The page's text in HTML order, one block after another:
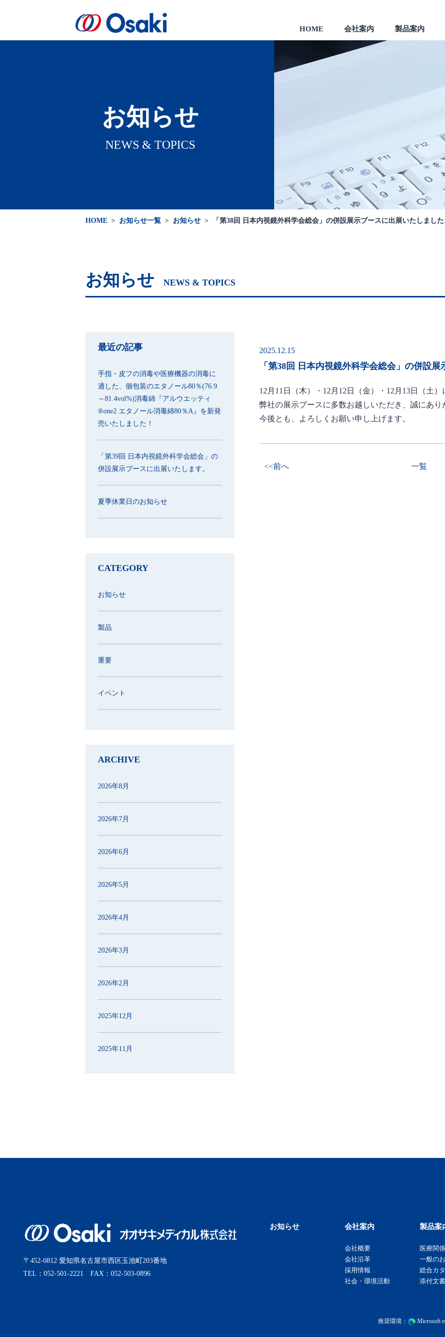
HOME
会社案内
会社案内
会社概要 会社沿革
製品案内
製品案内
医療関係者向け製品 一般のお客様向け製品
お知らせ
NEWS & TOPICS
HOME > お知らせ一覧 > お知らせ > 「第38回 日本内視鏡外科学会総会」の併設展示ブースに出展いたしまし
お知らせ NEWS & TOPICS
2025.12.15
「第38回 日本内視鏡外科学会総会」の併設
12月11日（木）・12月12日（金）・12月13日（土
弊社の展示ブースに多数お越しいただき、誠にあ
今後とも、よろしくお願い申し上げます。
<<前へ 一覧
最近の記事
手指・皮フの消毒や医療機器の消毒に
適した、個包装のエタノール80％(76.9
～81.4vol%)消毒綿『アルウエッティ
®one2 エタノール消毒綿80％A』を新発
売いたしました！
「第39回 日本内視鏡外科学会総会」の
併設展示ブースに出展いたします。
夏季休業日のお知らせ
CATEGORY
お知らせ
製品
重要
イベント
ARCHIVE
2026年8月
2026年7月
2026年6月
2026年5月
2026年4月
2026年3月
2026年2月
2025年12月
2025年11月
〒452-0812 愛知県名古屋市西区玉池町203番地
TEL：052-501-2221 FAX：052-503-0896
お知らせ 会社案内
会社概要
会社沿革
採用情報
社会・環境活動
製品案
医療関
一般の
総合カ
添付文
推奨環境： Microsoft